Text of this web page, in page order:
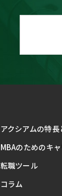
アクシアムの特長
MBAのためのキ
転職ツール
コラム